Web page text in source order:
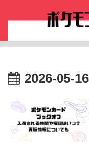
2026-05-16